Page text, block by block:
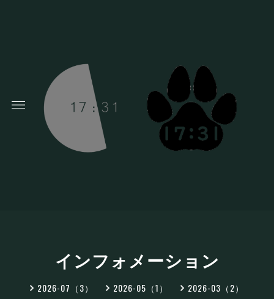
インフォメーション
2026-07（3） 2026-05（1）
2026-03（2）